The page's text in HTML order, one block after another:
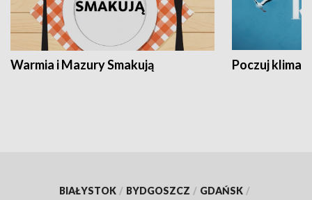
Warmia i Mazury Smakują Poczuj klimat
BIAŁYSTOK / BYDGOSZCZ / GDAŃSK /